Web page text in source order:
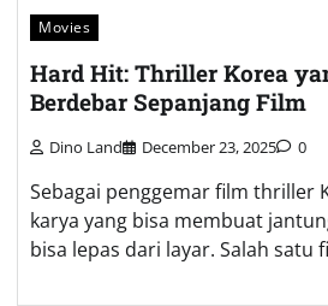
Movies
Hard Hit: Thriller Korea
Berdebar Sepanjang Film
Dino Land December 23, 2025 0
Sebagai penggemar film thriller
karya yang bisa membuat
bisa lepas dari layar. Salah satu